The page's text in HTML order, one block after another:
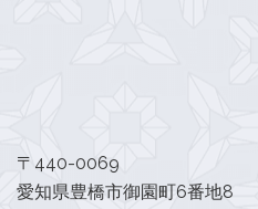
〒440-0069
愛知県豊橋市御園町6番地8